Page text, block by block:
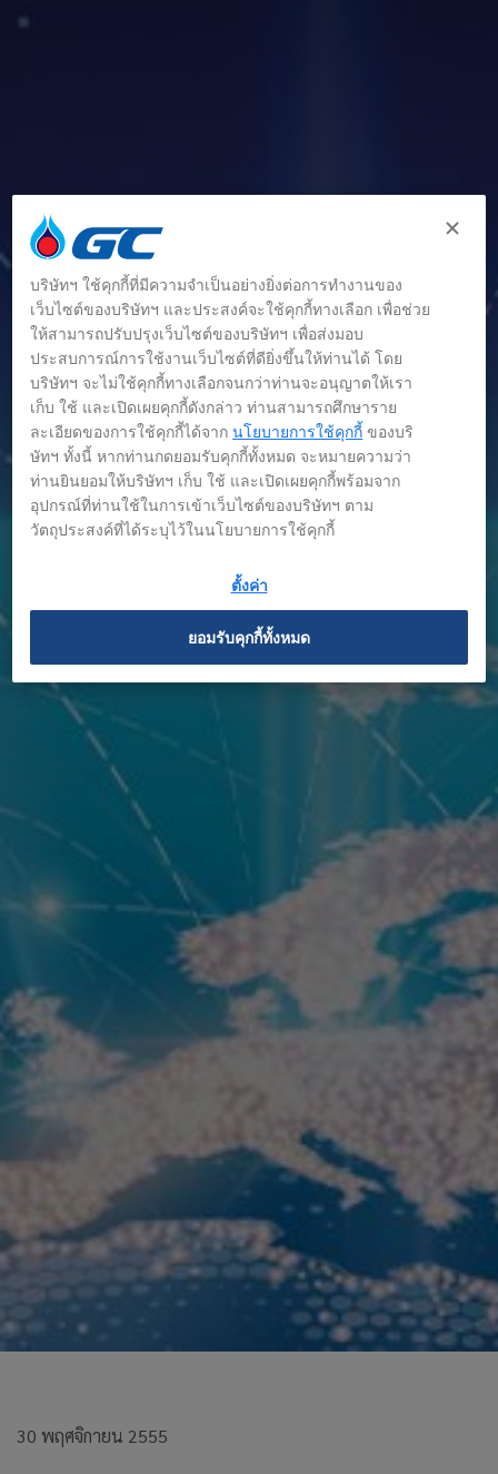
ข่าว
30 พฤศจิกายน 2555
บริษัทฯ ใช้คุกกี้ที่มีความจำเป็นอย่างยิ่งต่อการทำงานของ
เว็บไซต์ของบริษัทฯ และประสงค์จะใช้คุกกี้ทางเลือก เพื่อช่วย
ให้สามารถปรับปรุงเว็บไซต์ของบริษัทฯ เพื่อส่งมอบ
ประสบการณ์การใช้งานเว็บไซต์ที่ดียิ่งขึ้นให้ท่านได้ โดย
บริษัทฯ จะไม่ใช้คุกกี้ทางเลือกจนกว่าท่านจะอนุญาตให้เรา
เก็บ ใช้ และเปิดเผยคุกกี้ดังกล่าว ท่านสามารถศึกษาราย
ละเอียดของการใช้คุกกี้ได้จากนโยบายการใช้คุกกี้ ของบริ
ษัทฯ ทั้งนี้ หากท่านกดยอมรับคุกกี้ทั้งหมด จะหมายความว่า
ท่านยินยอมให้บริษัทฯ เก็บ ใช้ และเปิดเผยคุกกี้พร้อมจาก
อุปกรณ์ที่ท่านใช้ในการเข้าเว็บไซต์ของบริษัทฯ ตาม
วัตถุประสงค์ที่ได้ระบุไว้ในนโยบายการใช้คุกกี้
ตั้งค่า
ยอมรับคุกกี้ทั้งหมด